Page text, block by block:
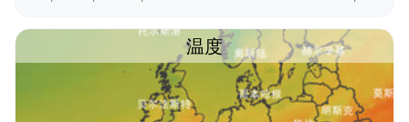
温度